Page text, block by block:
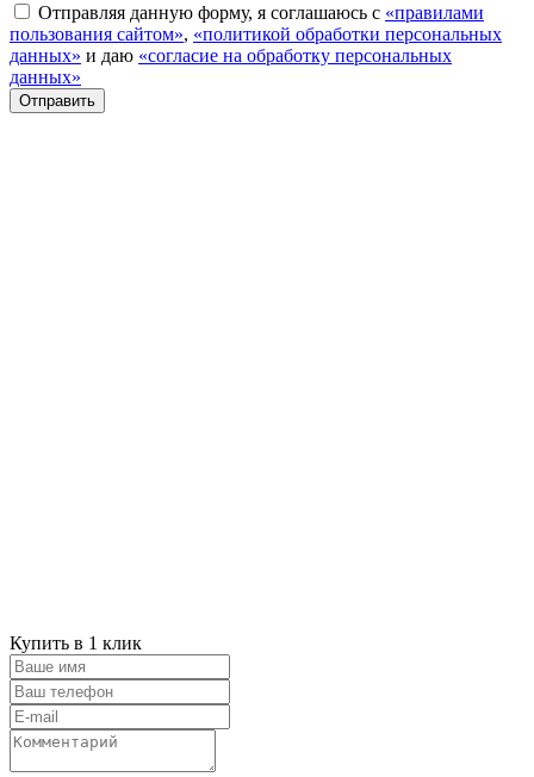
Отправляя данную форму, я соглашаюсь с «правилами
пользования сайтом», «политикой обработки персональных
данных» и даю «согласие на обработку персональных
данных»
Купить в 1 клик